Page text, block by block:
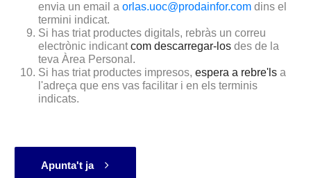
envia un email a orlas.uoc@prodainfor.com dins el
termini indicat.
Si has triat productes digitals, rebràs un correu
electrònic indicantcom descarregar-los des de la
teva Àrea Personal.
Si has triat productes impresos, espera a rebre'ls a
l'adreça que ens vas facilitar i en els terminis
indicats.
Apunta't ja